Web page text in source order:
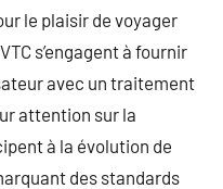
le plaisir de voyager
s’engagent à fournir
avec un traitement
attention sur la
à la évolution de
des standards